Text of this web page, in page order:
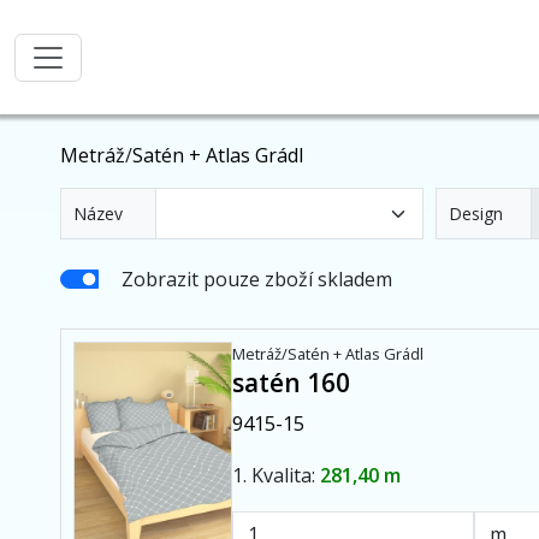
Metráž/Satén + Atlas Grádl
Název Design
Zobrazit pouze zboží skladem
Metráž/Satén + Atlas Grádl
satén 160
9415-15
1. Kvalita: 281,40 m